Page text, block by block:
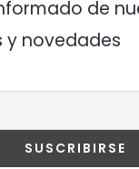
de
y novedades